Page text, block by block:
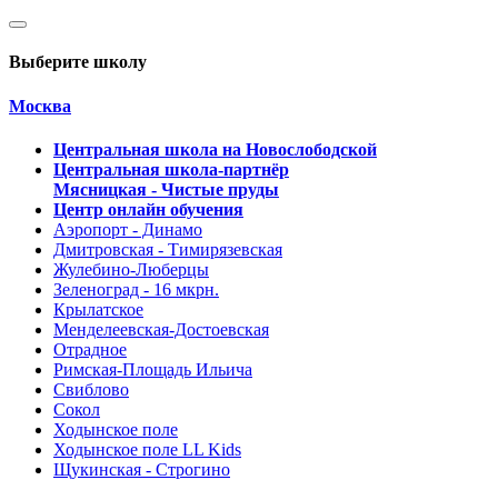
Выберите школу
Москва
Центральная школа на Новослободской
Центральная школа-партнёр
Мясницкая - Чистые пруды
Центр онлайн обучения
Аэропорт - Динамо
Дмитровская - Тимирязевская
Жулебино-Люберцы
Зеленоград - 16 мкрн.
Крылатское
Менделеевская-Достоевская
Отрадное
Римская-Площадь Ильича
Свиблово
Сокол
Ходынское поле
Ходынское поле LL Kids
Щукинская - Строгино